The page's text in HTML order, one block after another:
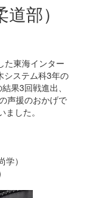
部）
た東海インター
システム科3年の
果3回戦進出、
声援のおかげで
した。
）